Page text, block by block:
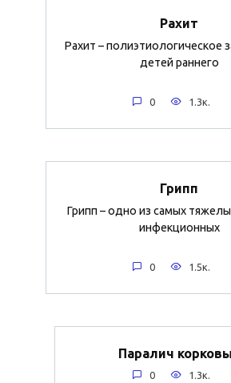
Рахит
Рахит – полиэтиологическое
детей раннего
0 1.3к.
Грипп
Грипп – одно из самых
инфекционных
0 1.5к.
Паралич
0 1.3к.